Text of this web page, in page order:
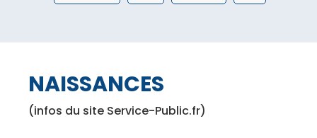
NAISSANCES
(infos du site Service-Public.fr)